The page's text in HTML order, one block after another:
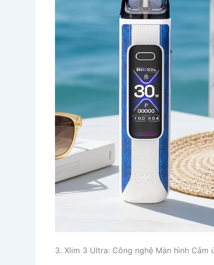
3. Xlim 3 Ultra: Công nghệ Màn hình Cảm